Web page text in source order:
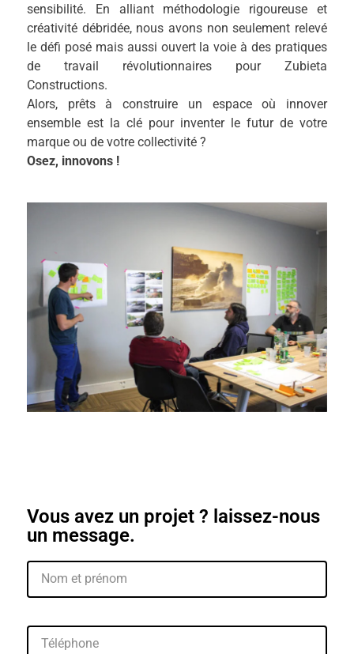
sensibilité. En alliant méthodologie rigoureuse et
créativité débridée, nous avons non seulement relevé
le défi posé mais aussi ouvert la voie à des pratiques
de travail révolutionnaires pour Zubieta
Constructions.
Alors, prêts à construire un espace où innover
ensemble est la clé pour inventer le futur de votre
marque ou de votre collectivité ?
Osez, innovons !
Vous avez un projet ? laissez-nous
un message.